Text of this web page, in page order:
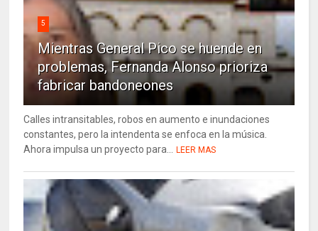
5
Mientras General Pico se huende en
problemas, Fernanda Alonso prioriza
fabricar bandoneones
Calles intransitables, robos en aumento e inundaciones
constantes, pero la intendenta se enfoca en la música.
Ahora impulsa un proyecto para...
LEER MAS